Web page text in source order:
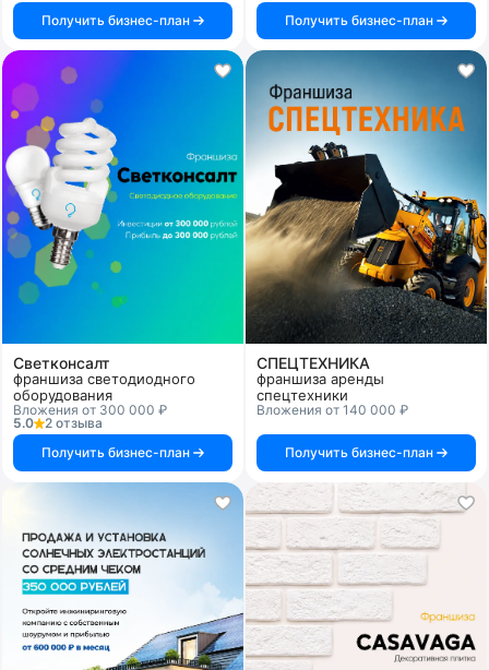
Получить бизнес-план
Получить бизнес-план
Светконсалт
франшиза светодиодного
оборудования
Вложения от 300 000 ₽
5.0
2 отзыва
Получить бизнес-план
СПЕЦТЕХНИКА
франшиза аренды
спецтехники
Вложения от 140 000 ₽
Получить бизнес-план